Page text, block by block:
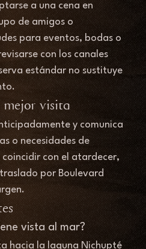
a una cena en
de amigos o
para eventos, bodas o
con los canales
estándar no sustituye
mejor visita
y comunica
o necesidades de
coincidir con el atardecer,
por Boulevard
vista al mar?
hacia la laguna Nichupté